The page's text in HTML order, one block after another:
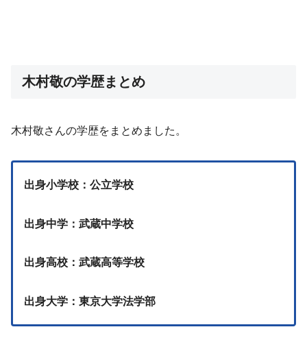
木村敬の学歴まとめ
木村敬さんの学歴をまとめました。
出身小学校：公立学校
出身中学：武蔵中学校
出身高校：武蔵高等学校
出身大学：東京大学法学部